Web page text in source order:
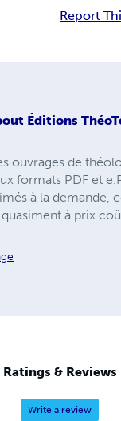
Report
Éditions
ouvrages de
formats PDF et
à la demande,
à prix
Ratings & Reviews
Write a review